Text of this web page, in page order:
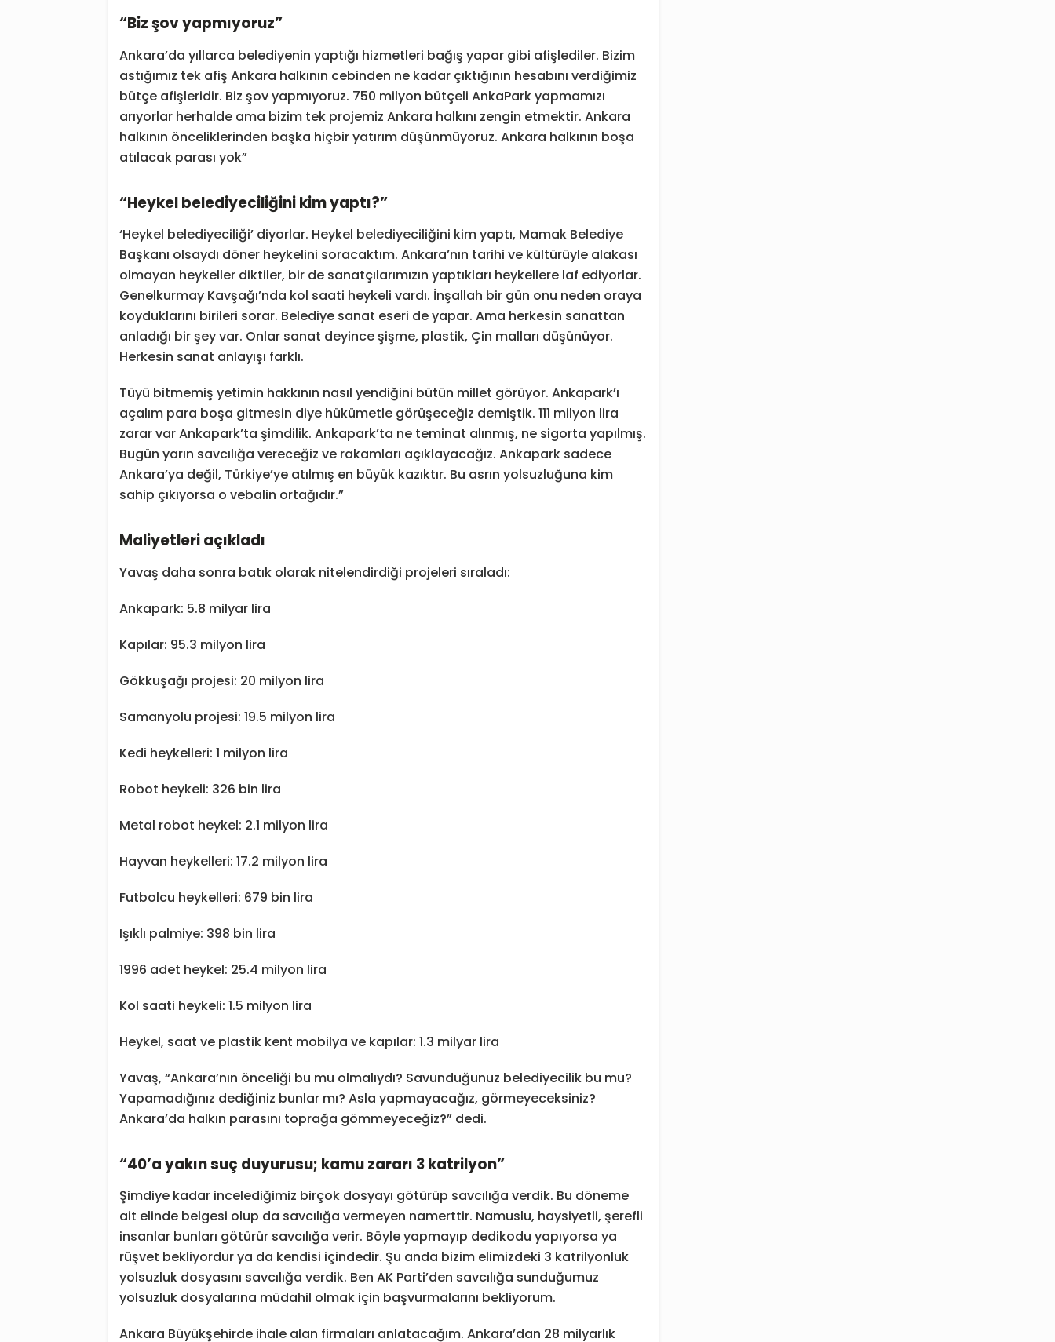
“Biz şov yapmıyoruz”
Ankara’da yıllarca belediyenin yaptığı hizmetleri bağış yapar gibi afişlediler. Bizim
astığımız tek afiş Ankara halkının cebinden ne kadar çıktığının hesabını verdiğimiz
bütçe afişleridir. Biz şov yapmıyoruz. 750 milyon bütçeli AnkaPark yapmamızı
arıyorlar herhalde ama bizim tek projemiz Ankara halkını zengin etmektir. Ankara
halkının önceliklerinden başka hiçbir yatırım düşünmüyoruz. Ankara halkının boşa
atılacak parası yok”
“Heykel belediyeciliğini kim yaptı?”
‘Heykel belediyeciliği’ diyorlar. Heykel belediyeciliğini kim yaptı, Mamak Belediye
Başkanı olsaydı döner heykelini soracaktım. Ankara’nın tarihi ve kültürüyle alakası
olmayan heykeller diktiler, bir de sanatçılarımızın yaptıkları heykellere laf ediyorlar.
Genelkurmay Kavşağı’nda kol saati heykeli vardı. İnşallah bir gün onu neden oraya
koyduklarını birileri sorar. Belediye sanat eseri de yapar. Ama herkesin sanattan
anladığı bir şey var. Onlar sanat deyince şişme, plastik, Çin malları düşünüyor.
Herkesin sanat anlayışı farklı.
Tüyü bitmemiş yetimin hakkının nasıl yendiğini bütün millet görüyor. Ankapark’ı
açalım para boşa gitmesin diye hükümetle görüşeceğiz demiştik. 111 milyon lira
zarar var Ankapark’ta şimdilik. Ankapark’ta ne teminat alınmış, ne sigorta yapılmış.
Bugün yarın savcılığa vereceğiz ve rakamları açıklayacağız. Ankapark sadece
Ankara’ya değil, Türkiye’ye atılmış en büyük kazıktır. Bu asrın yolsuzluğuna kim
sahip çıkıyorsa o vebalin ortağıdır.”
Maliyetleri açıkladı
Yavaş daha sonra batık olarak nitelendirdiği projeleri sıraladı:
Ankapark: 5.8 milyar lira
Kapılar: 95.3 milyon lira
Gökkuşağı projesi: 20 milyon lira
Samanyolu projesi: 19.5 milyon lira
Kedi heykelleri: 1 milyon lira
Robot heykeli: 326 bin lira
Metal robot heykel: 2.1 milyon lira
Hayvan heykelleri: 17.2 milyon lira
Futbolcu heykelleri: 679 bin lira
Işıklı palmiye: 398 bin lira
1996 adet heykel: 25.4 milyon lira
Kol saati heykeli: 1.5 milyon lira
Heykel, saat ve plastik kent mobilya ve kapılar: 1.3 milyar lira
Yavaş, “Ankara’nın önceliği bu mu olmalıydı? Savunduğunuz belediyecilik bu mu?
Yapamadığınız dediğiniz bunlar mı? Asla yapmayacağız, görmeyeceksiniz?
Ankara’da halkın parasını toprağa gömmeyeceğiz?” dedi.
“40’a yakın suç duyurusu; kamu zararı 3 katrilyon”
Şimdiye kadar incelediğimiz birçok dosyayı götürüp savcılığa verdik. Bu döneme
ait elinde belgesi olup da savcılığa vermeyen namerttir. Namuslu, haysiyetli, şerefli
insanlar bunları götürür savcılığa verir. Böyle yapmayıp dedikodu yapıyorsa ya
rüşvet bekliyordur ya da kendisi içindedir. Şu anda bizim elimizdeki 3 katrilyonluk
yolsuzluk dosyasını savcılığa verdik. Ben AK Parti’den savcılığa sunduğumuz
yolsuzluk dosyalarına müdahil olmak için başvurmalarını bekliyorum.
Ankara Büyükşehirde ihale alan firmaları anlatacağım. Ankara’dan 28 milyarlık